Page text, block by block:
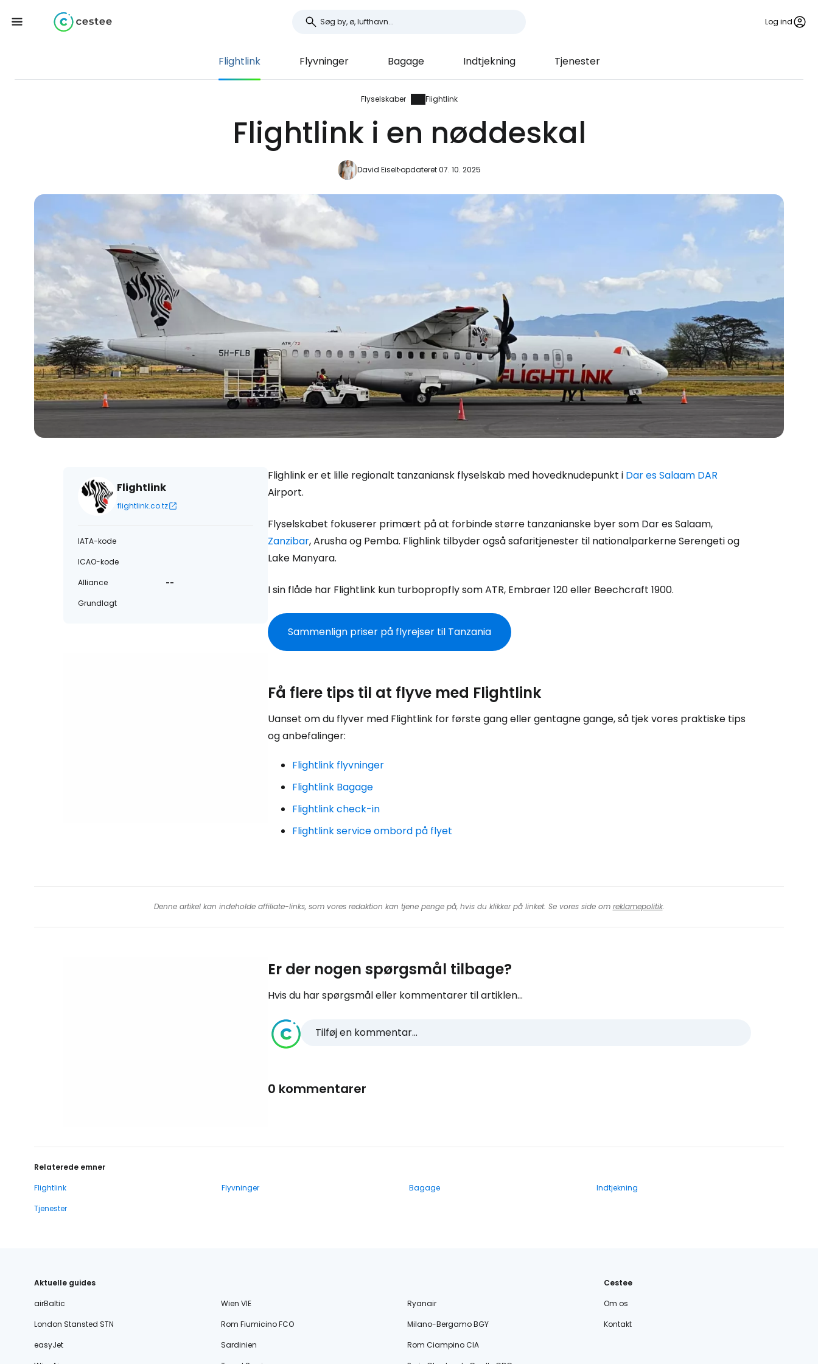
Log ind
Flightlink Flyvninger Bagage Indtjekning Tjenester
Flyselskaber Flightlink
Flightlink i en nøddeskal
David Eiseltopdateret 07. 10. 2025
Flightlink
flightlink.co.tz
IATA-kode
ICAO-kode
Alliance
--
Grundlagt
Flighlink er et lille regionalt tanzaniansk flyselskab med hovedknudepunkt i Dar es Salaam DAR
Airport.
Flyselskabet fokuserer primært på at forbinde større tanzanianske byer som Dar es Salaam,
Zanzibar, Arusha og Pemba. Flighlink tilbyder også safaritjenester til nationalparkerne Serengeti og
Lake Manyara.
I sin flåde har Flightlink kun turbopropfly som ATR, Embraer 120 eller Beechcraft 1900.
Sammenlign priser på flyrejser til Tanzania
Få flere tips til at flyve med Flightlink
Uanset om du flyver med Flightlink for første gang eller gentagne gange, så tjek vores praktiske tips
og anbefalinger:
Flightlink flyvninger
Flightlink Bagage
Flightlink check-in
Flightlink service ombord på flyet
Denne artikel kan indeholde affiliate-links, som vores redaktion kan tjene penge på, hvis du klikker på linket. Se vores side om reklamepolitik.
Er der nogen spørgsmål tilbage?
Hvis du har spørgsmål eller kommentarer til artiklen...
Tilføj en kommentar...
0 kommentarer
Relaterede emner
Flightlink
Flyvninger Bagage
Indtjekning
Tjenester
Aktuelle guides
airBaltic
Wien VIE
Ryanair
London Stansted STN
Rom Fiumicino FCO
Milano-Bergamo BGY
easyJet
Sardinien
Rom Ciampino CIA
Cestee
Om os
Kontakt
Log ind på Cestee